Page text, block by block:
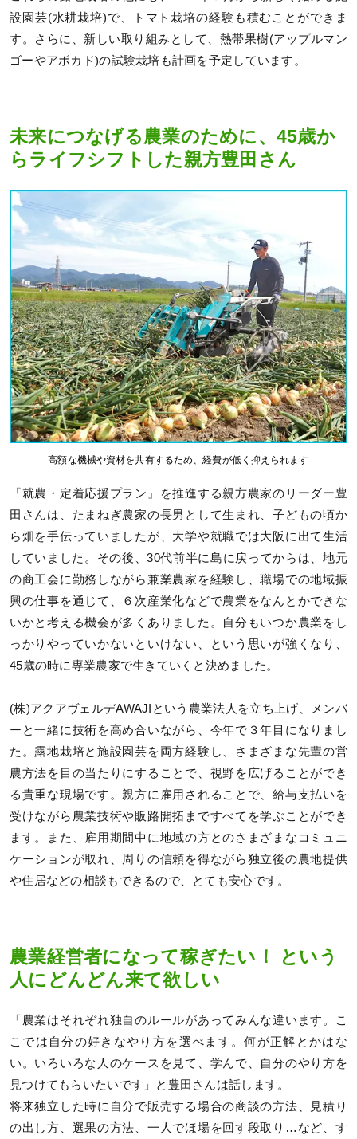
設園芸(水耕栽培)で、トマト栽培の経験も積むことができま
す。さらに、新しい取り組みとして、熱帯果樹(アップルマン
ゴーやアボカド)の試験栽培も計画を予定しています。
未来につなげる農業のために、45歳か
らライフシフトした親方豊田さん
高額な機械や資材を共有するため、経費が低く抑えられます
『就農・定着応援プラン』を推進する親方農家のリーダー豊
田さんは、たまねぎ農家の長男として生まれ、子どもの頃か
ら畑を手伝っていましたが、大学や就職では大阪に出て生活
していました。その後、30代前半に島に戻ってからは、地元
の商工会に勤務しながら兼業農家を経験し、職場での地域振
興の仕事を通じて、６次産業化などで農業をなんとかできな
いかと考える機会が多くありました。自分もいつか農業をし
っかりやっていかないといけない、という思いが強くなり、
45歳の時に専業農家で生きていくと決めました。
(株)アクアヴェルデAWAJIという農業法人を立ち上げ、メンバ
ーと一緒に技術を高め合いながら、今年で３年目になりまし
た。露地栽培と施設園芸を両方経験し、さまざまな先輩の営
農方法を目の当たりにすることで、視野を広げることができ
る貴重な現場です。親方に雇用されることで、給与支払いを
受けながら農業技術や販路開拓まですべてを学ぶことができ
ます。また、雇用期間中に地域の方とのさまざまなコミュニ
ケーションが取れ、周りの信頼を得ながら独立後の農地提供
や住居などの相談もできるので、とても安心です。
農業経営者になって稼ぎたい！ という
人にどんどん来て欲しい
「農業はそれぞれ独自のルールがあってみんな違います。こ
こでは自分の好きなやり方を選べます。何が正解とかはな
い。いろいろな人のケースを見て、学んで、自分のやり方を
見つけてもらいたいです」と豊田さんは話します。
将来独立した時に自分で販売する場合の商談の方法、見積り
の出し方、選果の方法、一人でほ場を回す段取り…など、す